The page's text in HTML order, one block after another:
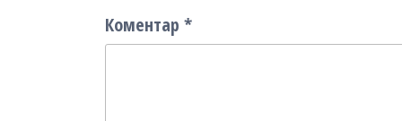
Коментар *